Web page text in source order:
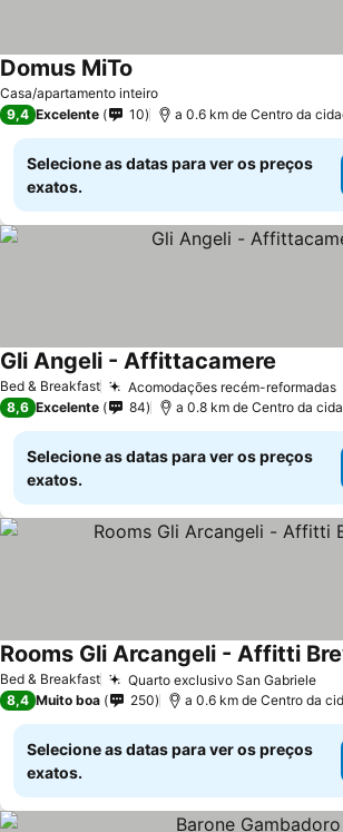
Casa/apartamento inteiro
Domus MiTo
9,4 Excelente 10 a 0.6 km de Centro da
Selecione as datas para ver os preços
exatos.
Bed & Breakfast Acomodações recém-reformadas
Gli Angeli - Affittacamere
8,6 Excelente 84 a 0.8 km de Centro da
Selecione as datas para ver os preços
exatos.
Bed & Breakfast Quarto exclusivo San Gabriele
Rooms Gli Arcangeli - Affitti
8,4 Muito boa 250 a 0.6 km de Centro da
Selecione as datas para ver os preços
exatos.